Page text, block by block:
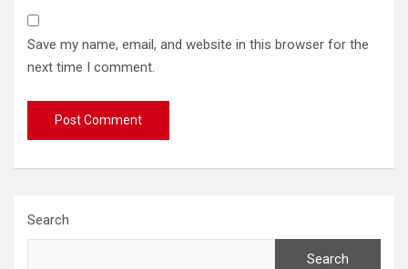
Save my name, email, and website in this browser for the
next time I comment.
Search
Search